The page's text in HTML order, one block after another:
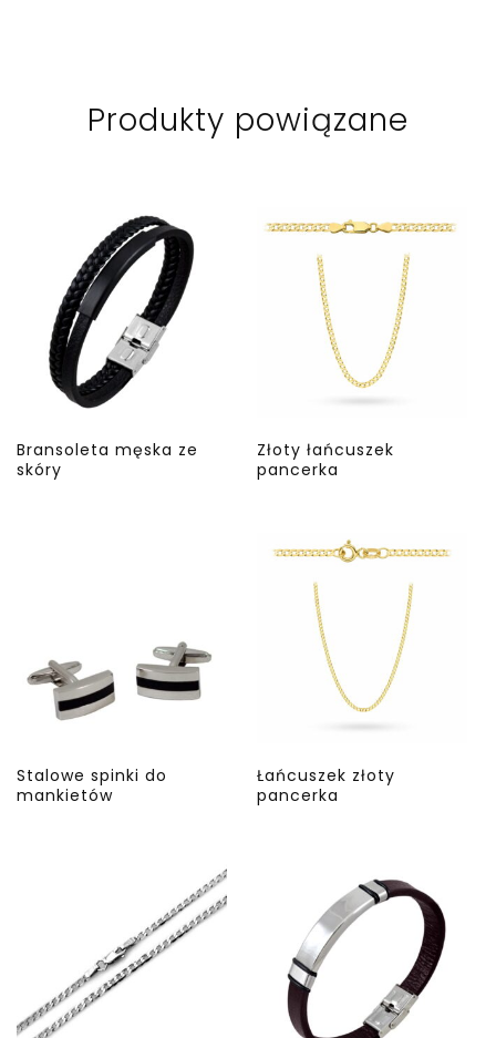
Produkty powiązane
Bransoleta męska ze
skóry
Złoty łańcuszek
pancerka
Stalowe spinki do
mankietów
Łańcuszek złoty
pancerka